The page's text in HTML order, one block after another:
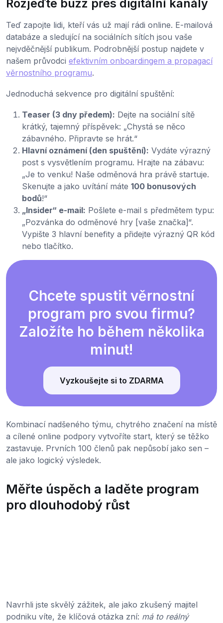
Rozjeďte buzz přes digitální kanály
Teď zapojte lidi, kteří vás už mají rádi online. E-mailová
databáze a sledující na sociálních sítích jsou vaše
nejvděčnější publikum. Podrobnější postup najdete v
našem průvodci efektivním onboardingem a propagací
věrnostního programu.
Jednoduchá sekvence pro digitální spuštění:
Teaser (3 dny předem): Dejte na sociální sítě
krátký, tajemný příspěvek: „Chystá se něco
zábavného. Připravte se hrát.“
Hlavní oznámení (den spuštění): Vydáte výrazný
post s vysvětlením programu. Hrajte na zábavu:
„Je to venku! Naše odměnová hra právě startuje.
Skenujte a jako uvítání máte 100 bonusových
bodů!“
„Insider“ e-mail: Pošlete e-mail s předmětem typu:
„Pozvánka do odměnové hry [vaše značka]“.
Vypište 3 hlavní benefity a přidejte výrazný QR kód
nebo tlačítko.
Chcete spustit věrnostní
program pro svou firmu?
Založíte ho během několika
minut!
Vyzkoušejte si to ZDARMA
Kombinací nadšeného týmu, chytrého značení na místě
a cílené online podpory vytvoříte start, který se těžko
zastavuje. Prvních 100 členů pak nepůsobí jako sen –
ale jako logický výsledek.
Měřte úspěch a laděte program
pro dlouhodobý růst
Navrhli jste skvělý zážitek, ale jako zkušený majitel
podniku víte, že klíčová otázka zní: má to reálný